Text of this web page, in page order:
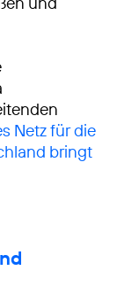
Netz für die
bringt